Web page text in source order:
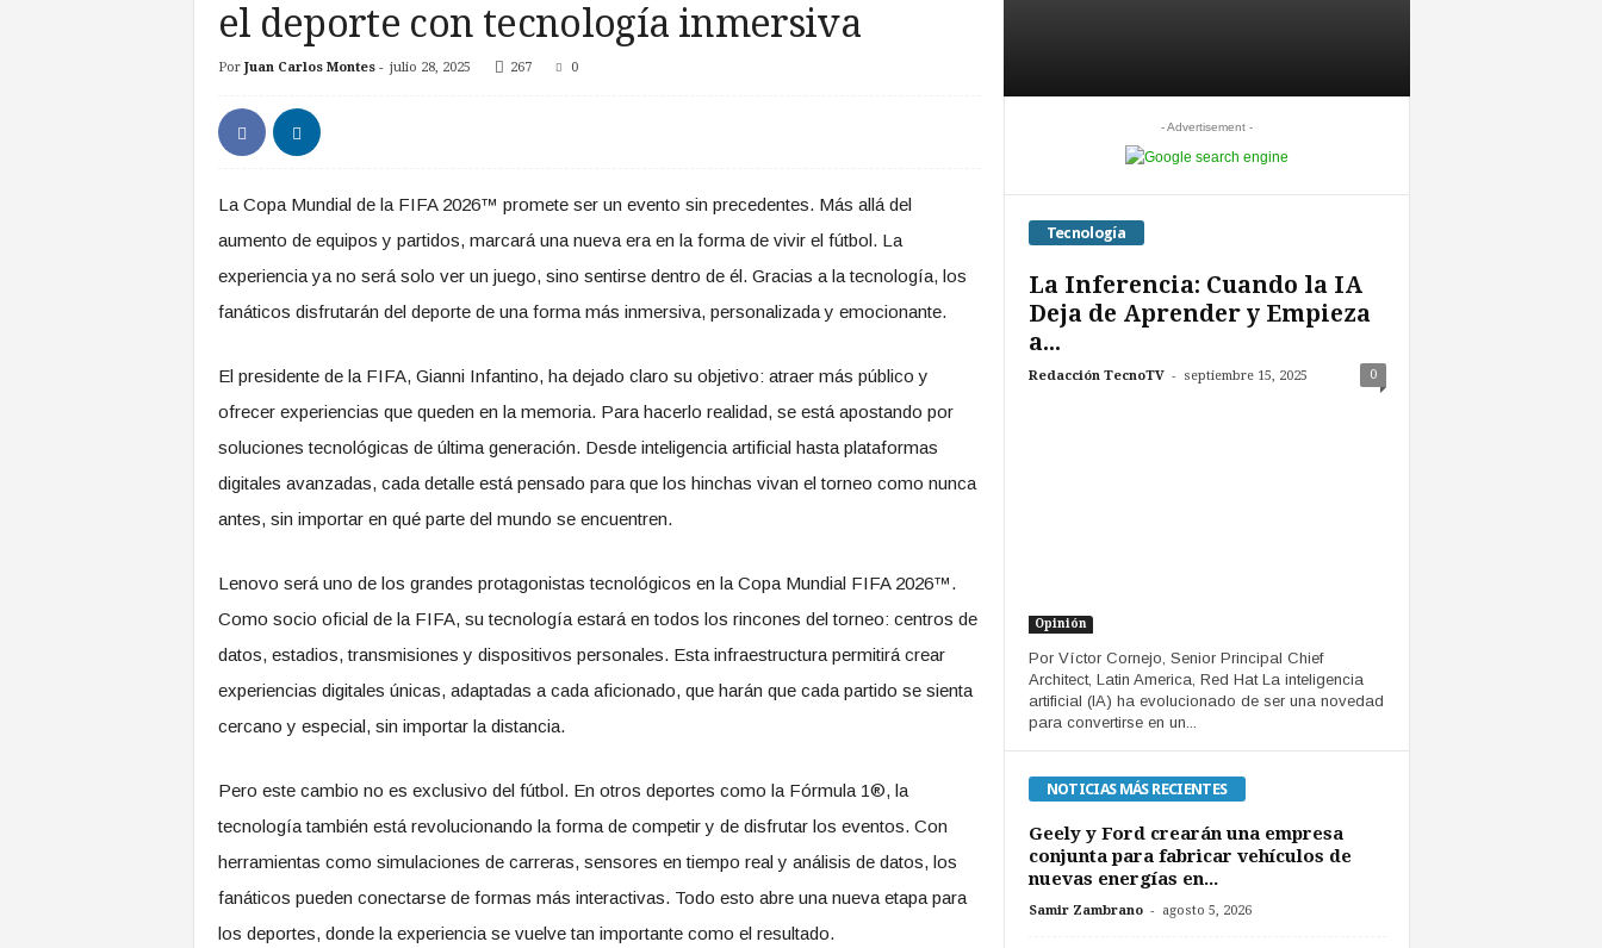
el deporte con tecnología inmersiva
Por Juan Carlos Montes- julio 28, 2025 267 0
La Copa Mundial de la FIFA 2026™ promete ser un evento sin precedentes. Más allá del
aumento de equipos y partidos, marcará una nueva era en la forma de vivir el fútbol. La
experiencia ya no será solo ver un juego, sino sentirse dentro de él. Gracias a la tecnología, los
fanáticos disfrutarán del deporte de una forma más inmersiva, personalizada y emocionante.
El presidente de la FIFA, Gianni Infantino, ha dejado claro su objetivo: atraer más público y
ofrecer experiencias que queden en la memoria. Para hacerlo realidad, se está apostando por
soluciones tecnológicas de última generación. Desde inteligencia artificial hasta plataformas
digitales avanzadas, cada detalle está pensado para que los hinchas vivan el torneo como nunca
antes, sin importar en qué parte del mundo se encuentren.
Lenovo será uno de los grandes protagonistas tecnológicos en la Copa Mundial FIFA 2026™.
Como socio oficial de la FIFA, su tecnología estará en todos los rincones del torneo: centros de
datos, estadios, transmisiones y dispositivos personales. Esta infraestructura permitirá crear
experiencias digitales únicas, adaptadas a cada aficionado, que harán que cada partido se sienta
cercano y especial, sin importar la distancia.
Pero este cambio no es exclusivo del fútbol. En otros deportes como la Fórmula 1®, la
tecnología también está revolucionando la forma de competir y de disfrutar los eventos. Con
herramientas como simulaciones de carreras, sensores en tiempo real y análisis de datos, los
fanáticos pueden conectarse de formas más interactivas. Todo esto abre una nueva etapa para
los deportes, donde la experiencia se vuelve tan importante como el resultado.
- Advertisement -
Tecnología
La Inferencia: Cuando la IA
Deja de Aprender y Empieza
a...
Redacción TecnoTV - septiembre 15, 2025 0
Opinión
Por Víctor Cornejo, Senior Principal Chief
Architect, Latin America, Red Hat La inteligencia
artificial (IA) ha evolucionado de ser una novedad
para convertirse en un...
NOTICIAS MÁS RECIENTES
Geely y Ford crearán una empresa
conjunta para fabricar vehículos de
nuevas energías en...
Samir Zambrano - agosto 5, 2026